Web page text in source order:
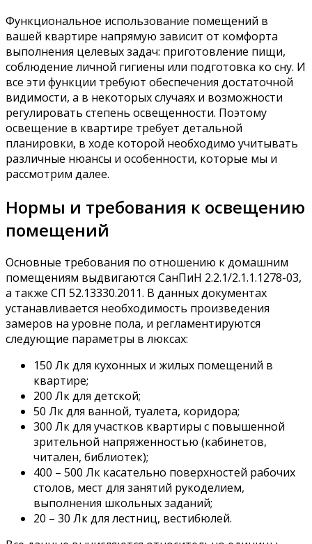
Функциональное использование помещений в
вашей квартире напрямую зависит от комфорта
выполнения целевых задач: приготовление пищи,
соблюдение личной гигиены или подготовка ко сну. И
все эти функции требуют обеспечения достаточной
видимости, а в некоторых случаях и возможности
регулировать степень освещенности. Поэтому
освещение в квартире требует детальной
планировки, в ходе которой необходимо учитывать
различные нюансы и особенности, которые мы и
рассмотрим далее.
Нормы и требования к освещению
помещений
Основные требования по отношению к домашним
помещениям выдвигаются СанПиН 2.2.1/2.1.1.1278-03,
а также СП 52.13330.2011. В данных документах
устанавливается необходимость произведения
замеров на уровне пола, и регламентируются
следующие параметры в люксах:
150 Лк для кухонных и жилых помещений в
квартире;
200 Лк для детской;
50 Лк для ванной, туалета, коридора;
300 Лк для участков квартиры с повышенной
зрительной напряженностью (кабинетов,
читален, библиотек);
400 – 500 Лк касательно поверхностей рабочих
столов, мест для занятий рукоделием,
выполнения школьных заданий;
20 – 30 Лк для лестниц, вестибюлей.